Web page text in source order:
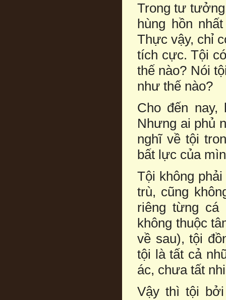
Trong tư
hùng hồn
Thực vậy, chỉ
tích cực. Tội
thế nào? Nói
như thế nào?
Cho đến
Nhưng ai phủ
nghĩ về tội
bất lực của
Tội không
trù, cũng
riêng từng cá
không thuộc
về sau), tội
tội là tất cả
ác, chưa tất
Vậy thì tội